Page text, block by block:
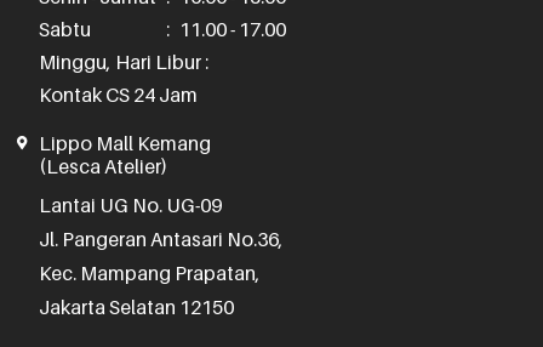
Sabtu
: 11.00 - 17.00
Minggu, Hari Libur :
Kontak CS 24 Jam
Lippo Mall Kemang
(Lesca Atelier)
Lantai UG No. UG-09
Jl. Pangeran Antasari No.36,
Kec. Mampang Prapatan,
Jakarta Selatan 12150